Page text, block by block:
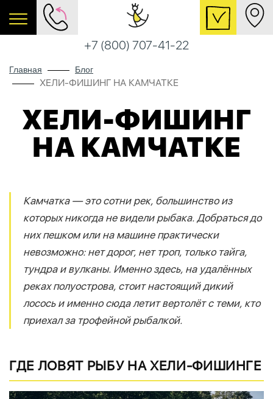
+7 (800) 707-41-22
Главная Блог
ХЕЛИ-ФИШИНГ НА КАМЧАТКЕ
ХЕЛИ-ФИШИНГ
НА КАМЧАТКЕ
Камчатка — это сотни рек, большинство из
которых никогда не видели рыбака. Добраться до
них пешком или на машине практически
невозможно: нет дорог, нет троп, только тайга,
тундра и вулканы. Именно здесь, на удалённых
реках полуострова, стоит настоящий дикий
лосось и именно сюда летит вертолёт с теми, кто
приехал за трофейной рыбалкой.
ГДЕ ЛОВЯТ РЫБУ НА ХЕЛИ-ФИШИНГЕ